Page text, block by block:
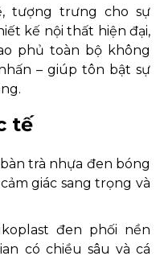
tượng trưng cho sự
kế nội thất hiện đại,
phủ toàn bộ không
– giúp tôn bật sự
tế
trà nhựa đen bóng
giác sang trọng và
đen phối nền
có chiều sâu và cá